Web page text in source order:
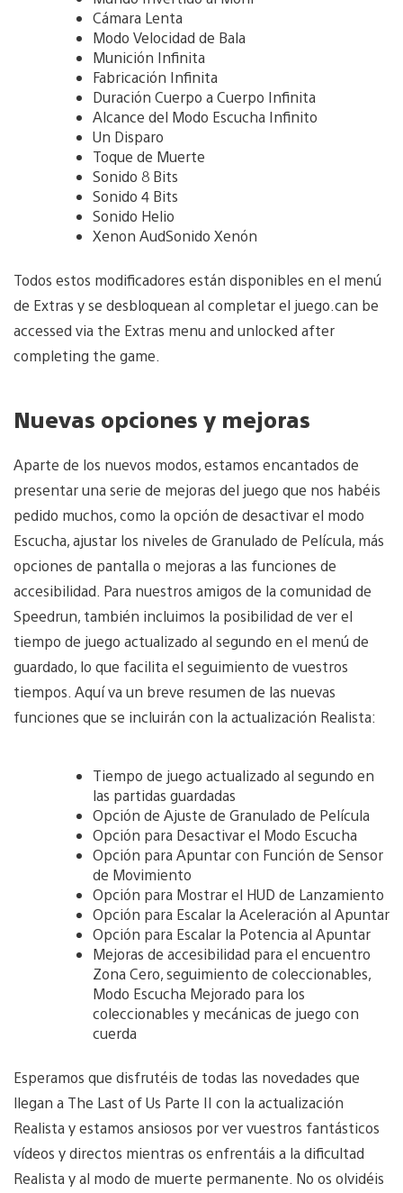
Cámara Lenta
Modo Velocidad de Bala
Munición Infinita
Fabricación Infinita
Duración Cuerpo a Cuerpo Infinita
Alcance del Modo Escucha Infinito
Un Disparo
Toque de Muerte
Sonido 8 Bits
Sonido 4 Bits
Sonido Helio
Xenon AudSonido Xenón
Todos estos modificadores están disponibles en el menú
de Extras y se desbloquean al completar el juego.can be
accessed via the Extras menu and unlocked after
completing the game.
Nuevas opciones y mejoras
Aparte de los nuevos modos, estamos encantados de
presentar una serie de mejoras del juego que nos habéis
pedido muchos, como la opción de desactivar el modo
Escucha, ajustar los niveles de Granulado de Película, más
opciones de pantalla o mejoras a las funciones de
accesibilidad. Para nuestros amigos de la comunidad de
Speedrun, también incluimos la posibilidad de ver el
tiempo de juego actualizado al segundo en el menú de
guardado, lo que facilita el seguimiento de vuestros
tiempos. Aquí va un breve resumen de las nuevas
funciones que se incluirán con la actualización Realista:
Tiempo de juego actualizado al segundo en
las partidas guardadas
Opción de Ajuste de Granulado de Película
Opción para Desactivar el Modo Escucha
Opción para Apuntar con Función de Sensor
de Movimiento
Opción para Mostrar el HUD de Lanzamiento
Opción para Escalar la Aceleración al Apuntar
Opción para Escalar la Potencia al Apuntar
Mejoras de accesibilidad para el encuentro
Zona Cero, seguimiento de coleccionables,
Modo Escucha Mejorado para los
coleccionables y mecánicas de juego con
cuerda
Esperamos que disfrutéis de todas las novedades que
llegan a The Last of Us Parte II con la actualización
Realista y estamos ansiosos por ver vuestros fantásticos
vídeos y directos mientras os enfrentáis a la dificultad
Realista y al modo de muerte permanente. No os olvidéis